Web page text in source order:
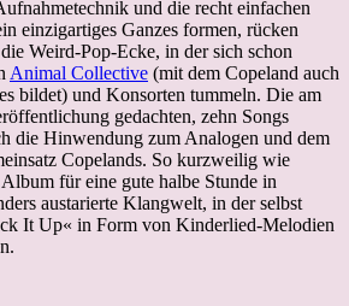
und die recht einfachen
einzigartiges Ganzes formen, rücken
Weird-Pop-Ecke, in der sich schon
Animal Collective (mit dem Copeland auch
bildet) und Konsorten tummeln. Die am
gedachten, zehn Songs
die Hinwendung zum Analogen und dem
Copelands. So kurzweilig wie
für eine gute halbe Stunde in
austarierte Klangwelt, in der selbst
It Up« in Form von Kinderlied-Melodien